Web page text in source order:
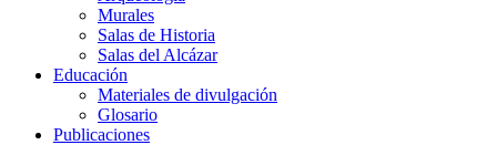
Murales
Salas de Historia
Salas del Alcázar
Educación
Materiales de divulgación
Glosario
Publicaciones